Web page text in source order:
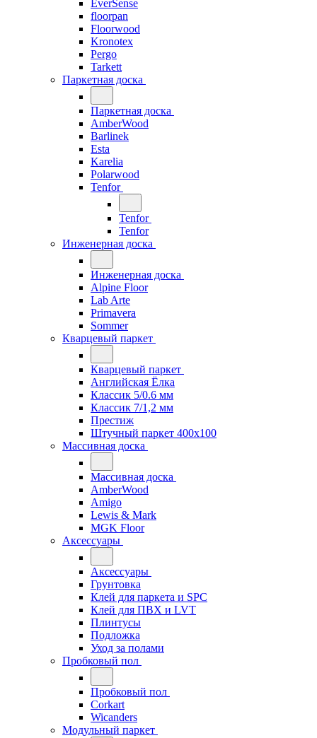
EverSense
floorpan
Floorwood
Kronotex
Pergo
Tarkett
Паркетная доска
Паркетная доска
AmberWood
Barlinek
Esta
Karelia
Polarwood
Tenfor
Tenfor
Tenfor
Инженерная доска
Инженерная доска
Alpine Floor
Lab Arte
Primavera
Sommer
Кварцевый паркет
Кварцевый паркет
Английская Ёлка
Классик 5/0.6 мм
Классик 7/1,2 мм
Престиж
Штучный паркет 400x100
Массивная доска
Массивная доска
AmberWood
Amigo
Lewis & Mark
MGK Floor
Аксессуары
Аксессуары
Грунтовка
Клей для паркета и SPC
Клей для ПВХ и LVT
Плинтусы
Подложка
Уход за полами
Пробковый пол
Пробковый пол
Corkart
Wicanders
Модульный паркет